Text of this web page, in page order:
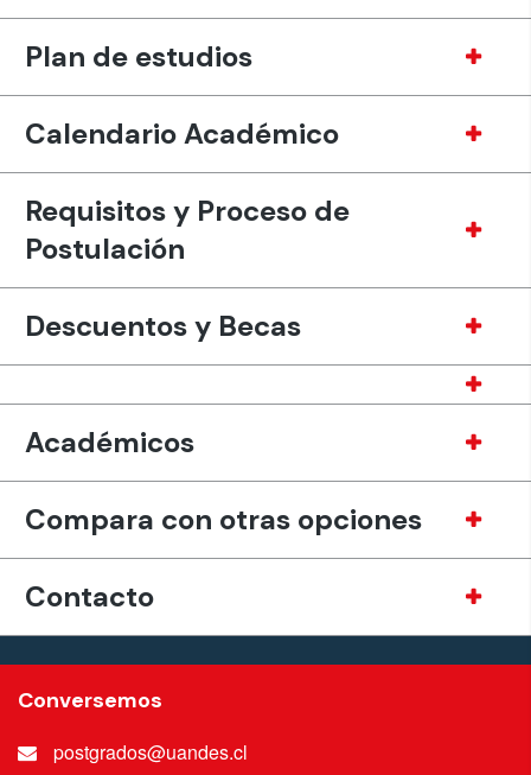
Plan de estudios
Calendario Académico
Requisitos y Proceso de
Postulación
Descuentos y Becas
Académicos
Compara con otras opciones
Contacto
Conversemos
postgrados@uandes.cl